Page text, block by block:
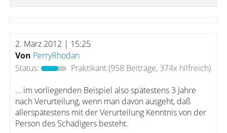
2. März 2012 | 15:25
Von PerryRhodan
Status:
Praktikant(958 Beiträge, 374x hilfreich)
... im vorliegenden Beispiel also spätestens 3 Jahre
nach Verurteilung, wenn man davon ausgeht, daß
allerspätestens mit der Verurteilung Kenntnis von der
Person des Schädigers besteht.